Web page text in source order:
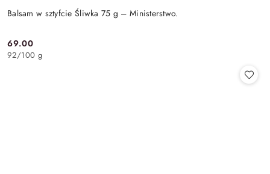
Balsam w sztyfcie Śliwka 75 g – Ministerstwo.
Cena:
69.00
92/100 g